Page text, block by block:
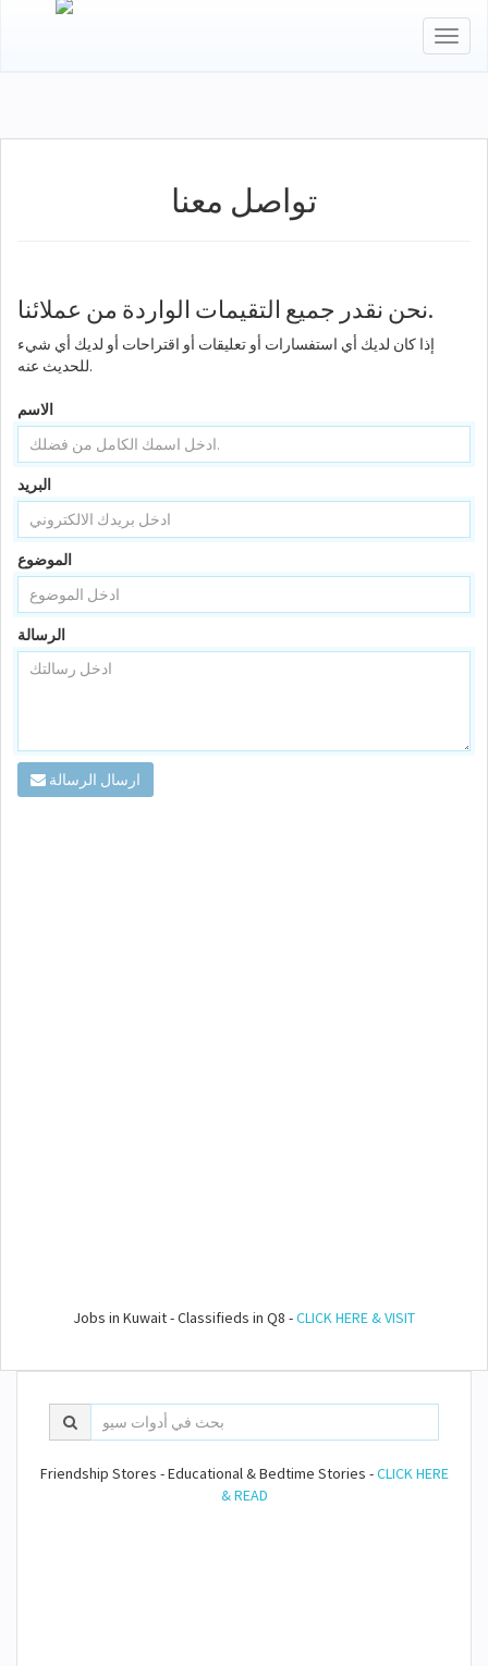
تواصل معنا
نحن نقدر جميع التقيمات الواردة من عملائنا.
إذا كان لديك أي استفسارات أو تعليقات أو اقتراحات أو لديك أي شيء
للحديث عنه.
الاسم
البريد
الموضوع
الرسالة
ارسال الرسالة
Jobs in Kuwait - Classifieds in Q8 -CLICK HERE & VISIT
Friendship Stores - Educational & Bedtime Stories -CLICK HERE
& READ